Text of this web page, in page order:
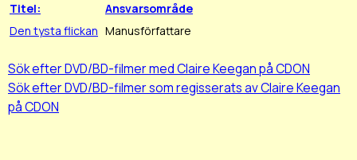
Titel:
Ansvarsområde
Den tysta flickan Manusförfattare
Sök efter DVD/BD-filmer med Claire Keegan på CDON
Sök efter DVD/BD-filmer som regisserats av Claire Keegan
på CDON